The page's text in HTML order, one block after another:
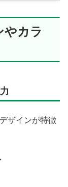
やカラ
ザインが特徴